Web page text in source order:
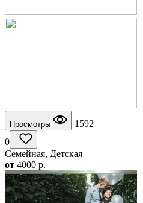
Просмотры
1592
0
Семейная, Детская
от 4000 p.